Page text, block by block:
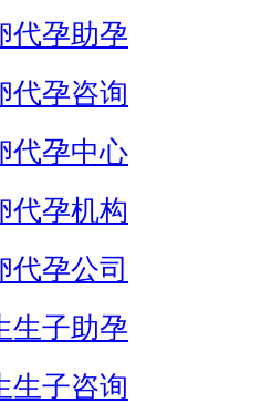
代孕助孕
代孕咨询
代孕中心
代孕机构
代孕公司
生子助孕
生子咨询